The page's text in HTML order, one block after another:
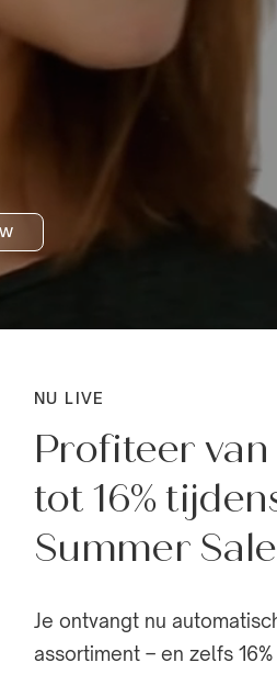
NU LIVE
Profiteer
tot 16%
Summer
Je ontvangt nu
assortiment – en zelfs